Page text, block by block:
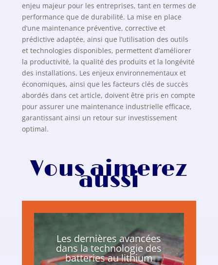
enjeu majeur pour les entreprises, tant en termes de
performance que de durabilité. La mise en place
d’une maintenance préventive, corrective et
prédictive adaptée, ainsi que l’utilisation des outils
et technologies disponibles, permettent d’améliorer
la productivité, la qualité des produits et la longévité
des installations. Les enjeux environnementaux et
économiques, ainsi que les facteurs clés de succès
abordés dans cet article, doivent être pris en compte
pour assurer une maintenance industrielle efficace,
garantissant ainsi un retour sur investissement
optimal.
Vous aimerez
aussi
Les dernières avancées
dans la technologie des
batteries au lithium